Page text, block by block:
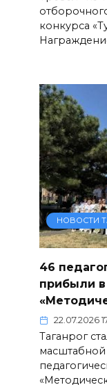
конкурса
НОВОСТИ
46
прибыли в
22.07.2026
Таганрог